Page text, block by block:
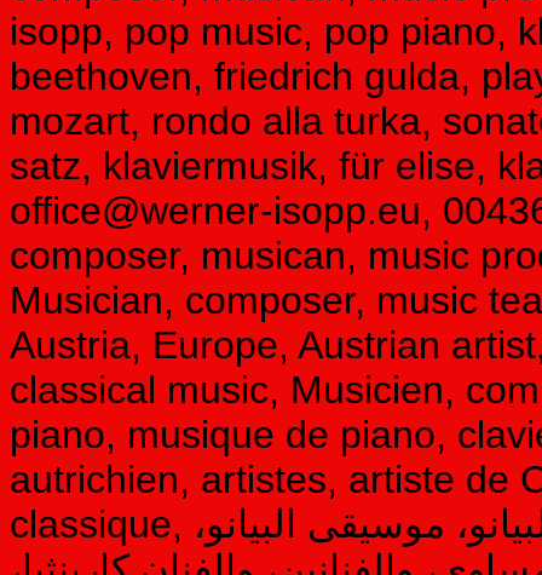
isopp, pop music, pop piano,
beethoven, friedrich gulda,
mozart, rondo alla turka,
satz, klaviermusik, für elise,
office@werner-isopp.eu,
composer, musican, music
Musician, composer, music
Austria, Europe, Austrian
classical music, Musicien,
piano, musique de piano,
autrichien, artistes, artiste de
classique, موسيقي، ملحن، مدرس الموسيقى، البيانو، موسيقى البيانو،